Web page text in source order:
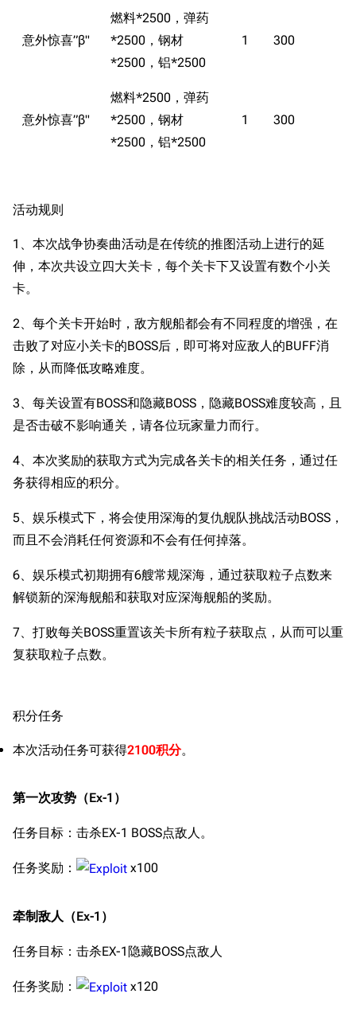
意外惊喜”β"
燃料*2500，弹药
*2500，钢材
*2500，铝*2500
1 300
意外惊喜”β"
燃料*2500，弹药
*2500，钢材
*2500，铝*2500
1 300
活动规则
1、本次战争协奏曲活动是在传统的推图活动上进行的延
伸，本次共设立四大关卡，每个关卡下又设置有数个小关
卡。
2、每个关卡开始时，敌方舰船都会有不同程度的增强，在
击败了对应小关卡的BOSS后，即可将对应敌人的BUFF消
除，从而降低攻略难度。
3、每关设置有BOSS和隐藏BOSS，隐藏BOSS难度较高，且
是否击破不影响通关，请各位玩家量力而行。
4、本次奖励的获取方式为完成各关卡的相关任务，通过任
务获得相应的积分。
5、娱乐模式下，将会使用深海的复仇舰队挑战活动BOSS，
而且不会消耗任何资源和不会有任何掉落。
6、娱乐模式初期拥有6艘常规深海，通过获取粒子点数来
解锁新的深海舰船和获取对应深海舰船的奖励。
7、打败每关BOSS重置该关卡所有粒子获取点，从而可以重
复获取粒子点数。
积分任务
本次活动任务可获得2100积分。
第一次攻势（Ex-1）
任务目标：击杀EX-1 BOSS点敌人。
任务奖励： x100
牵制敌人（Ex-1）
任务目标：击杀EX-1隐藏BOSS点敌人
任务奖励： x120